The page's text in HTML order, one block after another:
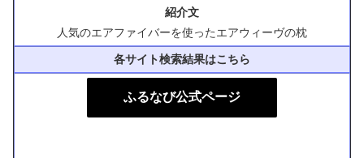
紹介文
人気のエアファイバーを使ったエアウィーヴの枕
各サイト検索結果はこちら
ふるなび公式ページ